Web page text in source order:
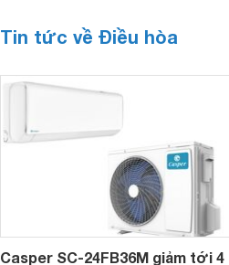
Tin tức về Điều hòa
Casper SC-24FB36M giảm tới 4